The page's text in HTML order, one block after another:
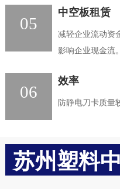
05
中空板租赁
减轻企业流动资
影响企业现金流。
06
效率
防静电刀卡质量
苏州塑料